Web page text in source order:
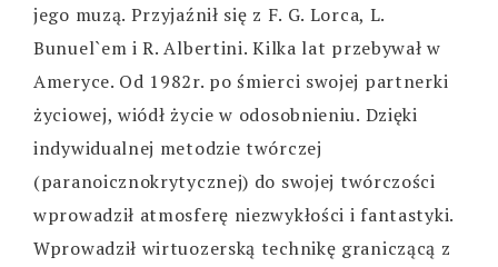
jego muzą. Przyjaźnił się z F. G. Lorca, L.
Bunuel`em i R. Albertini. Kilka lat przebywał w
Ameryce. Od 1982r. po śmierci swojej partnerki
życiowej, wiódł życie w odosobnieniu. Dzięki
indywidualnej metodzie twórczej
(paranoicznokrytycznej) do swojej twórczości
wprowadził atmosferę niezwykłości i fantastyki.
Wprowadził wirtuozerską technikę graniczącą z